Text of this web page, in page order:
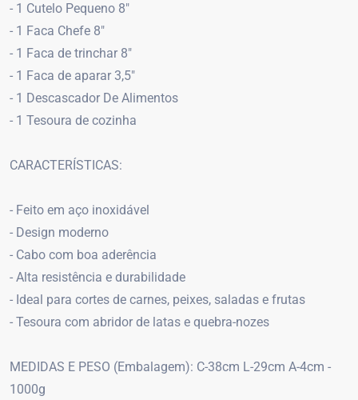
- 1 Cutelo Pequeno 8"
- 1 Faca Chefe 8"
- 1 Faca de trinchar 8"
- 1 Faca de aparar 3,5"
- 1 Descascador De Alimentos
- 1 Tesoura de cozinha
CARACTERÍSTICAS:
- Feito em aço inoxidável
- Design moderno
- Cabo com boa aderência
- Alta resistência e durabilidade
- Ideal para cortes de carnes, peixes, saladas e frutas
- Tesoura com abridor de latas e quebra-nozes
MEDIDAS E PESO (Embalagem): C-38cm L-29cm A-4cm -
1000g